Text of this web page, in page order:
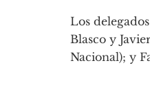
Los
Blasco y
Nacional); y